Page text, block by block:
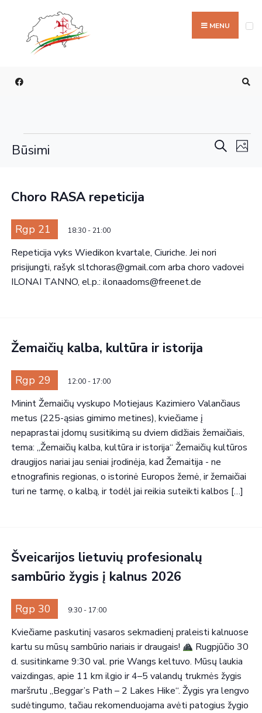
MENU
Paieška
Būsimi
of
events
in
Photo
View
Choro RASA repeticija
Rgp 21 18:30- 21:00
Repeticija vyks Wiedikon kvartale, Ciuriche. Jei nori
prisijungti, rašyk sltchoras@gmail.com arba choro vadovei
ILONAI TANNO, el.p.: ilonaadoms@freenet.de
Žemaičių kalba, kultūra ir istorija
Rgp 29 12:00- 17:00
Minint Žemaičių vyskupo Motiejaus Kazimiero Valančiaus
metus (225-ąsias gimimo metines), kviečiame į
nepaprastai įdomų susitikimą su dviem didžiais žemaičiais,
tema: „Žemaičių kalba, kultūra ir istorija“ Žemaičių kultūros
draugijos nariai jau seniai įrodinėja, kad Žemaitija - ne
etnografinis regionas, o istorinė Europos žemė, ir žemaičiai
turi ne tarmę, o kalbą, ir todėl jai reikia suteikti kalbos […]
Šveicarijos lietuvių profesionalų
sambūrio žygis į kalnus 2026
Rgp 30 9:30- 17:00
Kviečiame paskutinį vasaros sekmadienį praleisti kalnuose
kartu su mūsų sambūrio nariais ir draugais!
Rugpjūčio 30
d. susitinkame 9:30 val. prie Wangs keltuvo. Mūsų laukia
vaizdingas, apie 11 km ilgio ir 4–5 valandų trukmės žygis
maršrutu „Beggar’s Path – 2 Lakes Hike“. Žygis yra lengvo
sudėtingumo, tačiau rekomenduojama avėti patogius žygio